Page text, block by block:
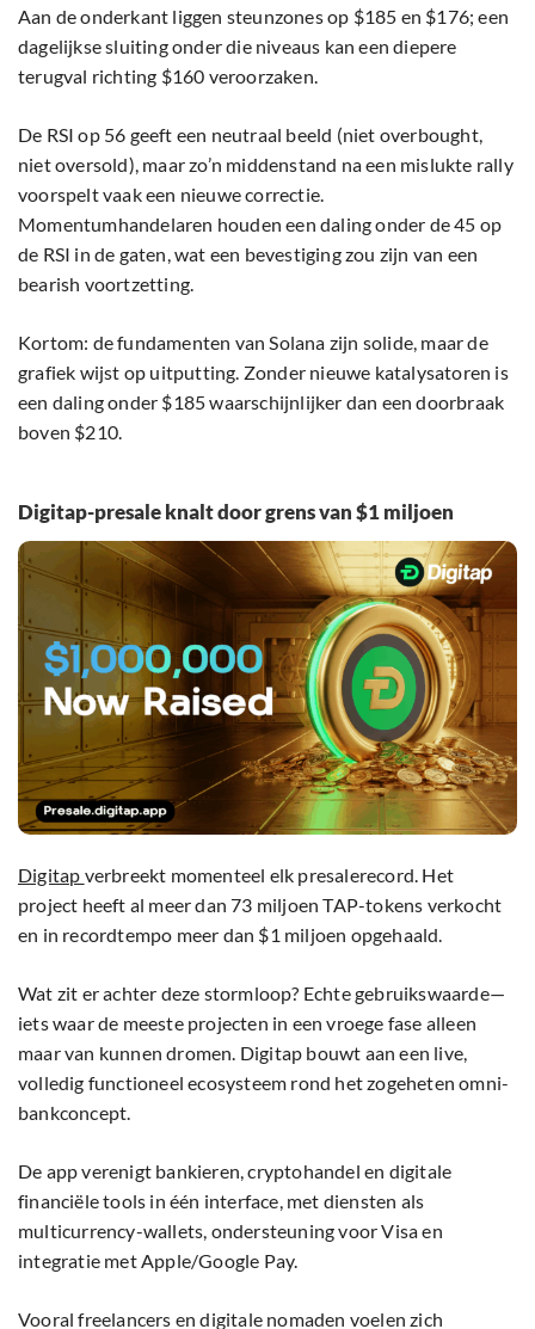
Aan de onderkant liggen steunzones op $185 en $176; een
dagelijkse sluiting onder die niveaus kan een diepere
terugval richting $160 veroorzaken.
De RSI op 56 geeft een neutraal beeld (niet overbought,
niet oversold), maar zo’n middenstand na een mislukte rally
voorspelt vaak een nieuwe correctie.
Momentumhandelaren houden een daling onder de 45 op
de RSI in de gaten, wat een bevestiging zou zijn van een
bearish voortzetting.
Kortom: de fundamenten van Solana zijn solide, maar de
grafiek wijst op uitputting. Zonder nieuwe katalysatoren is
een daling onder $185 waarschijnlijker dan een doorbraak
boven $210.
Digitap-presale knalt door grens van $1 miljoen
Digitap verbreekt momenteel elk presalerecord. Het
project heeft al meer dan 73 miljoen TAP-tokens verkocht
en in recordtempo meer dan $1 miljoen opgehaald.
Wat zit er achter deze stormloop? Echte gebruikswaarde—
iets waar de meeste projecten in een vroege fase alleen
maar van kunnen dromen. Digitap bouwt aan een live,
volledig functioneel ecosysteem rond het zogeheten omni-
bankconcept.
De app verenigt bankieren, cryptohandel en digitale
financiële tools in één interface, met diensten als
multicurrency-wallets, ondersteuning voor Visa en
integratie met Apple/Google Pay.
Vooral freelancers en digitale nomaden voelen zich